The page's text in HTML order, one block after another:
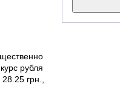
рубля
грн.,